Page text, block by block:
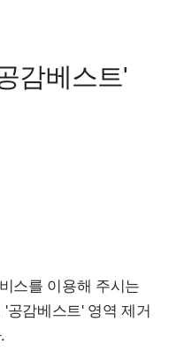
감베스트'
스를 이용해 주시는
'공감베스트' 영역 제거